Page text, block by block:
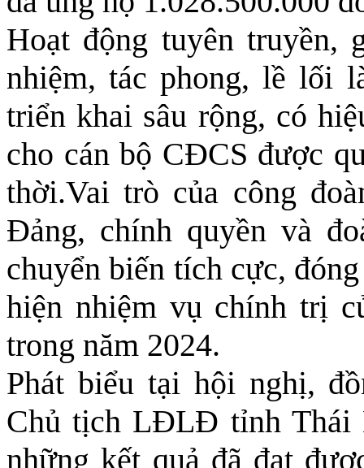
Hoạt động tuyên truyền,
nhiệm, tác phong, lề lối
triển khai sâu rộng, có
cho cán bộ CĐCS được
thời.Vai trò của công
Đảng, chính quyền và
chuyển biến tích cực,
hiện nhiệm vụ chính trị
trong năm 2024.
Phát biểu tại hội nghị,
Chủ tịch LĐLĐ tỉnh Thái
những kết quả đã đạt